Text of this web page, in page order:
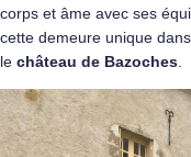
corps et âme avec ses
cette demeure unique
le château de Bazoches.